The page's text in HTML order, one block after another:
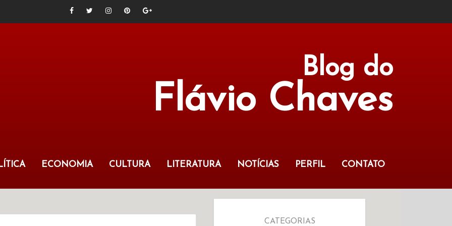
Blog do
Flávio Chaves
ECONOMIA CULTURA LITERATURA NOTÍCIAS PERFIL CONTATO
CATEGORIAS